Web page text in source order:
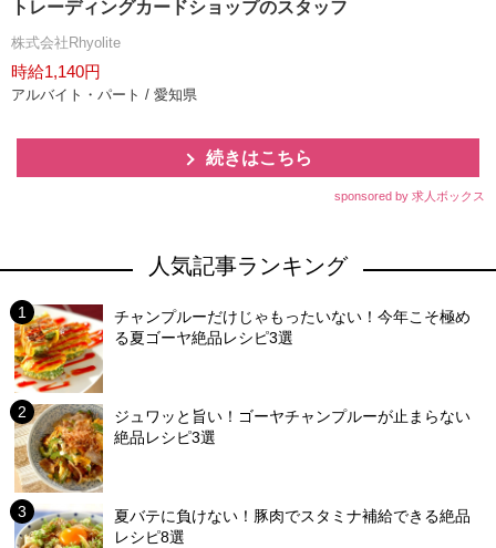
トレーディングカードショップのスタッフ
株式会社Rhyolite
時給1,140円
アルバイト・パート / 愛知県
続きはこちら
sponsored by 求人ボックス
人気記事ランキング
チャンプルーだけじゃもったいない！今年こそ極め
る夏ゴーヤ絶品レシピ3選
ジュワッと旨い！ゴーヤチャンプルーが止まらない
絶品レシピ3選
夏バテに負けない！豚肉でスタミナ補給できる絶品
レシピ8選